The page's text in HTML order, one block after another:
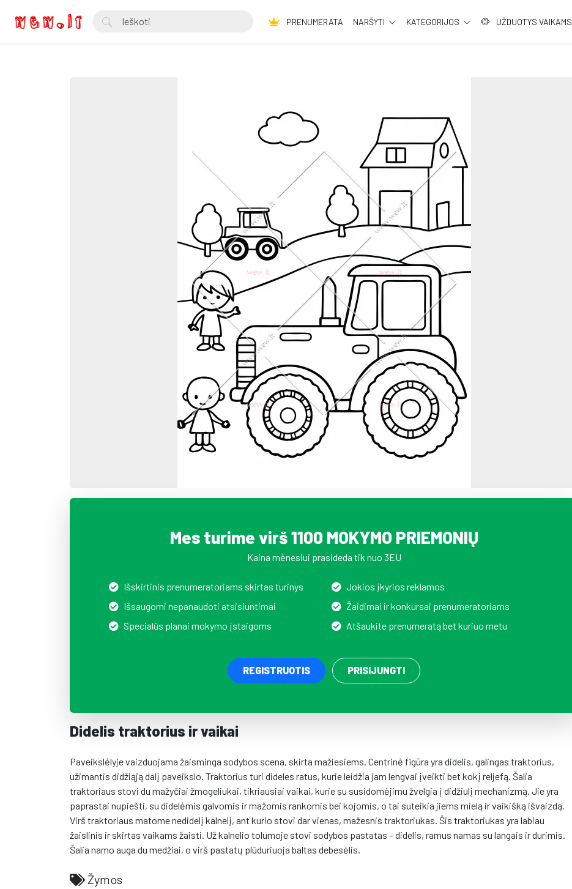
PRENUMERATA NARŠYTI KATEGORIJOS UŽDUOTYS VAIKAMS
Mes turime virš 1100 MOKYMO PRIEMONIŲ
Kaina mėnesiui prasideda tik nuo 3EU
Išskirtinis prenumeratoriams skirtas turinys
Išsaugomi nepanaudoti atsisiuntimai
Specialūs planai mokymo įstaigoms
Jokios įkyrios reklamos
Žaidimai ir konkursai prenumeratoriams
Atšaukite prenumeratą bet kuriuo metu
REGISTRUOTIS PRISIJUNGTI
Didelis traktorius ir vaikai
Paveikslėlyje vaizduojama žaisminga sodybos scena, skirta mažiesiems. Centrinė figūra yra didelis, galingas traktorius,
užimantis didžiąją dalį paveikslo. Traktorius turi dideles ratus, kurie leidžia jam lengvai įveikti bet kokį reljefą. Šalia
traktoriaus stovi du mažyčiai žmogeliukai, tikriausiai vaikai, kurie su susidomėjimu žvelgia į didžiulį mechanizmą. Jie yra
paprastai nupiešti, su didelėmis galvomis ir mažomis rankomis bei kojomis, o tai suteikia jiems mielą ir vaikišką išvaizdą.
Virš traktoriaus matome nedidelį kalnelį, ant kurio stovi dar vienas, mažesnis traktoriukas. Šis traktoriukas yra labiau
žaislinis ir skirtas vaikams žaisti. Už kalnelio tolumoje stovi sodybos pastatas – didelis, ramus namas su langais ir durimis.
Šalia namo auga du medžiai, o virš pastatų plūduriuoja baltas debesėlis.
Žymos